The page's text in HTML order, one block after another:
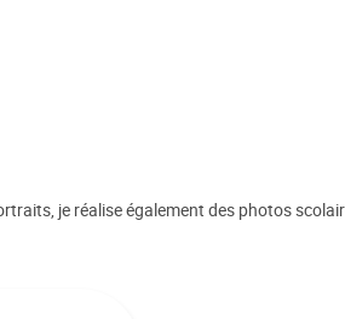
je réalise également des photos